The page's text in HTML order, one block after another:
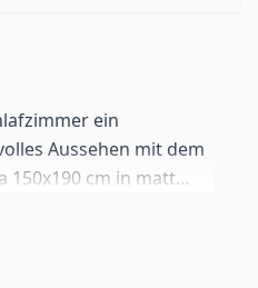
ein
Aussehen mit dem
150x190 cm in matt